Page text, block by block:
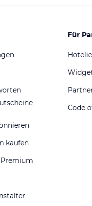
kaufen
Premium
Für
Code